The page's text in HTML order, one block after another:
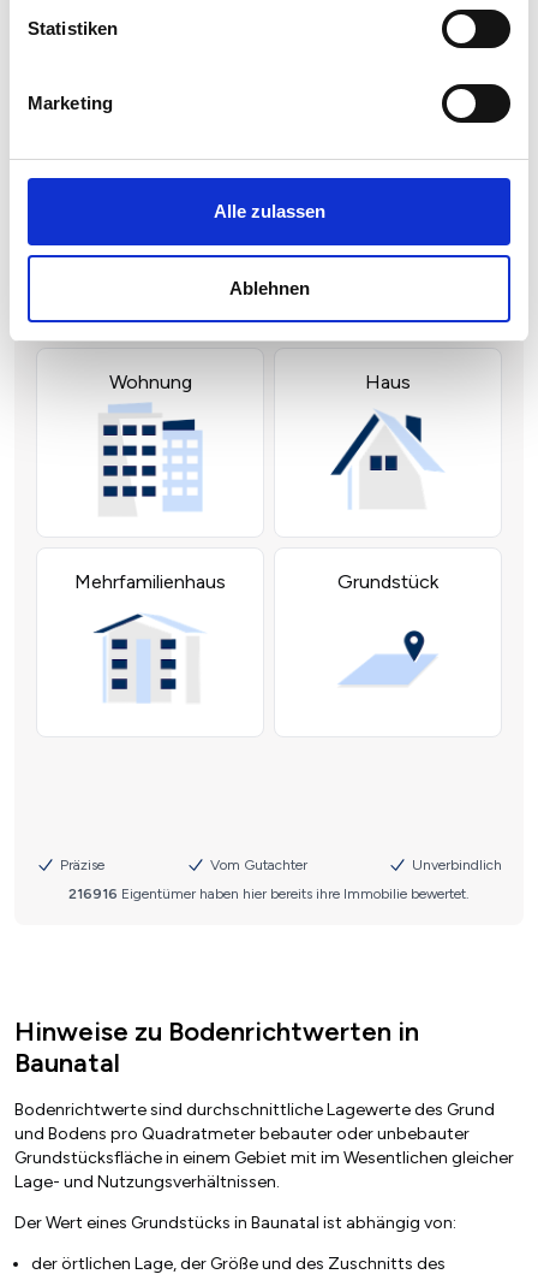
Statistiken
Marketing
Alle zulassen
Ablehnen
Hinweise zu Bodenrichtwerten in
Baunatal
Bodenrichtwerte sind durchschnittliche Lagewerte des Grund
und Bodens pro Quadratmeter bebauter oder unbebauter
Grundstücksfläche in einem Gebiet mit im Wesentlichen gleicher
Lage- und Nutzungsverhältnissen.
Der Wert eines Grundstücks in Baunatal ist abhängig von:
der örtlichen Lage, der Größe und des Zuschnitts des